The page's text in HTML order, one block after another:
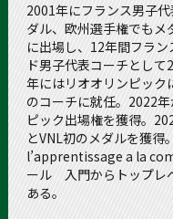
2001年にフランス男子
ダル、欧州選手権でもメ
に出場し、12年間フラ
ド男子代表コーチとし
年にはリオオリンピック
のコーチに就任。2022
ピック出場権を獲得。
とVNL初のメダルを獲
l’apprentissage a la
ール 入門からトップレ
ある。